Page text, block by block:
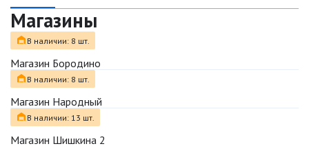
Магазины
В наличии: 8 шт.
Магазин Бородино
В наличии: 8 шт.
Магазин Народный
В наличии: 13 шт.
Магазин Шишкина 2